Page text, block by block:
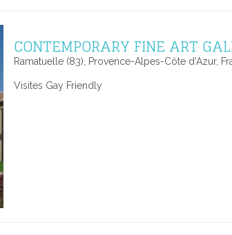
CONTEMPORARY FINE ART
Ramatuelle (83), Provence-Alpes-Côte d'Azur,
Visites Gay Friendly